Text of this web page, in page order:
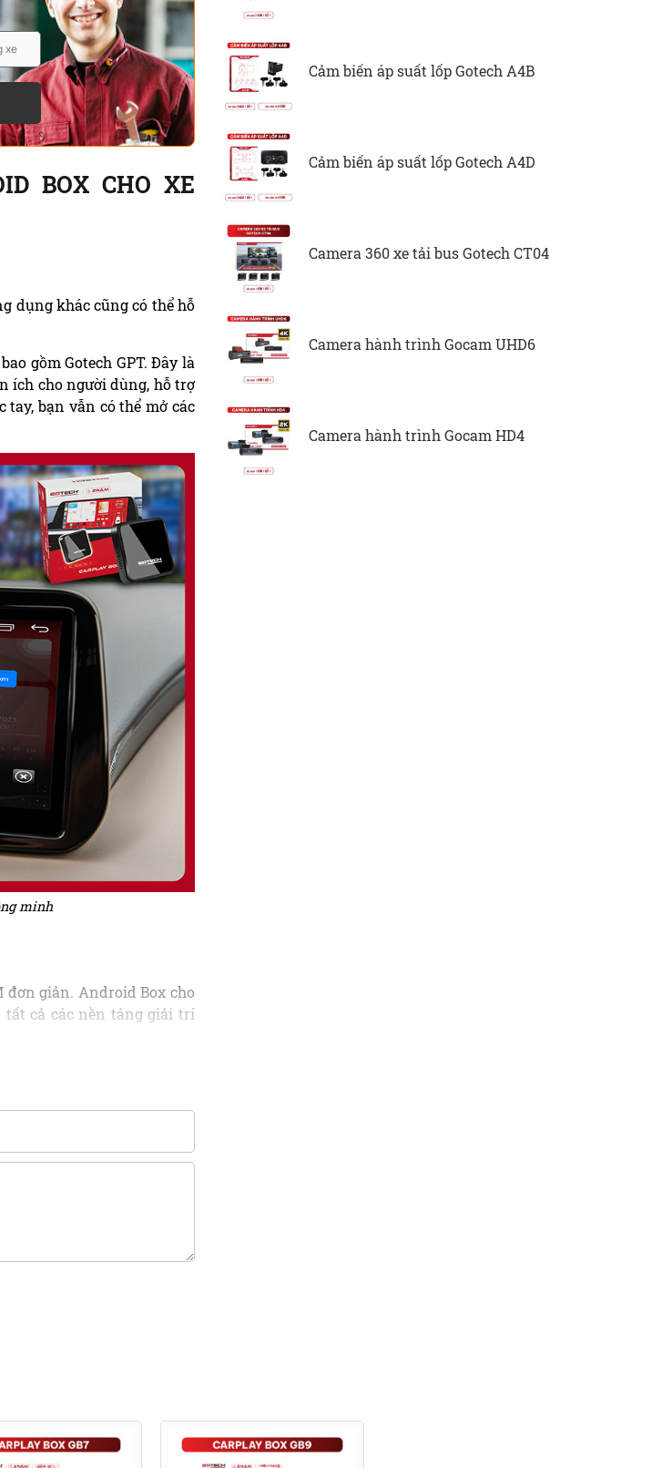
BOX CHO XE
dụng khác cũng có thể hỗ
gồm Gotech GPT. Đây là
ích cho người dùng, hỗ trợ
bạn vẫn có thể mở các
minh
đơn giản. Android Box cho
tất cả các nền tảng giải trí
ứng dụng hoàn toàn đơn
đỏ.
Cảm biến áp suất lốp Gotech A4B
Cảm biến áp suất lốp Gotech A4D
Camera 360 xe tải bus Gotech CT04
Camera hành trình Gocam UHD6
Camera hành trình Gocam HD4